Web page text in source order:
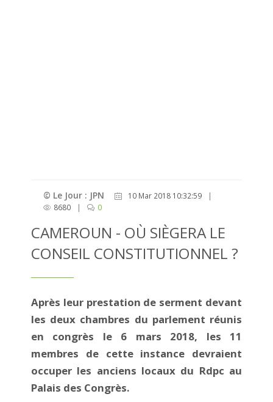
© Le Jour : JPN 10 Mar 2018 10:32:59
|
8680
| 0
CAMEROUN - OÙ SIÈGERA LE
CONSEIL CONSTITUTIONNEL ?
Après leur prestation de serment devant
les deux chambres du parlement réunis
en congrès le 6 mars 2018, les 11
membres de cette instance devraient
occuper les anciens locaux du Rdpc au
Palais des Congrès.